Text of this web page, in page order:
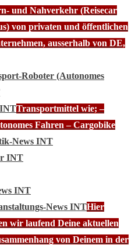
und Nahverkehr (Reisecar
von privaten und öffentlichen
ausserhalb von DE,
Roboter (Autonomes
Transportmittel wie; –
Fahren – Cargobike
News INT
INT
INT
News INTHier
wir laufend Deine aktuellen
von Deinem in der